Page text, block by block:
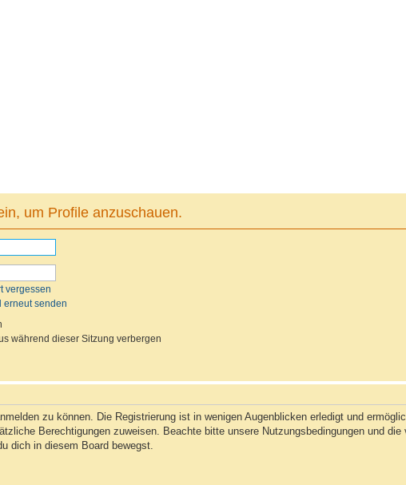
um Profile anzuschauen.
vergessen
erneut senden
während dieser Sitzung verbergen
zu können. Die Registrierung ist in wenigen Augenblicken erledigt und
Berechtigungen zuweisen. Beachte bitte unsere Nutzungsbedingungen und die
dich in diesem Board bewegst.